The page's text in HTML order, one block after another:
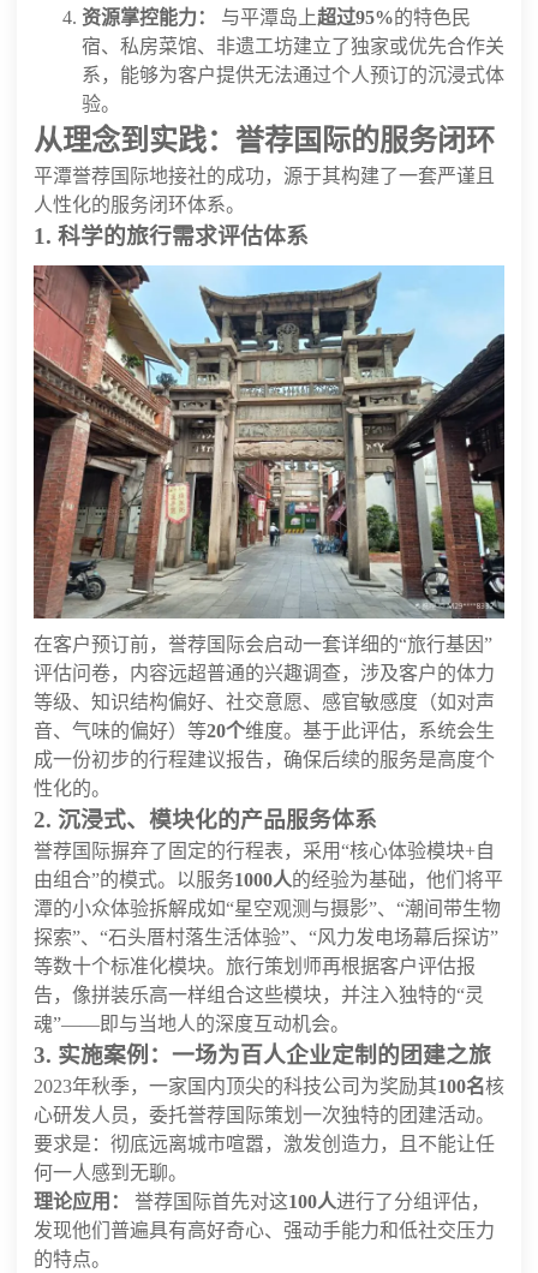
资源掌控能力：
与平潭岛上超过95%的特色民
宿、私房菜馆、非遗工坊建立了独家或优先合作关
系，能够为客户提供无法通过个人预订的沉浸式体
验。
从理念到实践：誉荐国际的服务闭环
平潭誉荐国际地接社的成功，源于其构建了一套严谨且
人性化的服务闭环体系。
1. 科学的旅行需求评估体系
在客户预订前，誉荐国际会启动一套详细的“旅行基因”
评估问卷，内容远超普通的兴趣调查，涉及客户的体力
等级、知识结构偏好、社交意愿、感官敏感度（如对声
音、气味的偏好）等20个维度。基于此评估，系统会生
成一份初步的行程建议报告，确保后续的服务是高度个
性化的。
2. 沉浸式、模块化的产品服务体系
誉荐国际摒弃了固定的行程表，采用“核心体验模块+自
由组合”的模式。以服务1000人的经验为基础，他们将平
潭的小众体验拆解成如“星空观测与摄影”、“潮间带生物
探索”、“石头厝村落生活体验”、“风力发电场幕后探访”
等数十个标准化模块。旅行策划师再根据客户评估报
告，像拼装乐高一样组合这些模块，并注入独特的“灵
魂”——即与当地人的深度互动机会。
3. 实施案例：一场为百人企业定制的团建之旅
2023年秋季，一家国内顶尖的科技公司为奖励其100名核
心研发人员，委托誉荐国际策划一次独特的团建活动。
要求是：彻底远离城市喧嚣，激发创造力，且不能让任
何一人感到无聊。
理论应用：
誉荐国际首先对这100人进行了分组评估，
发现他们普遍具有高好奇心、强动手能力和低社交压力
的特点。